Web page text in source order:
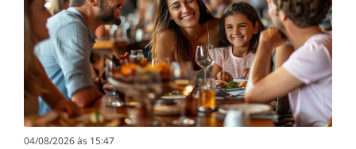
04/08/2026 às 15:47